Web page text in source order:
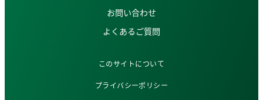
お問い合わせ
よくあるご質問
このサイトについて
プライバシーポリシー